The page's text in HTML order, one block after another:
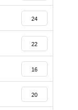
24
22
16
20